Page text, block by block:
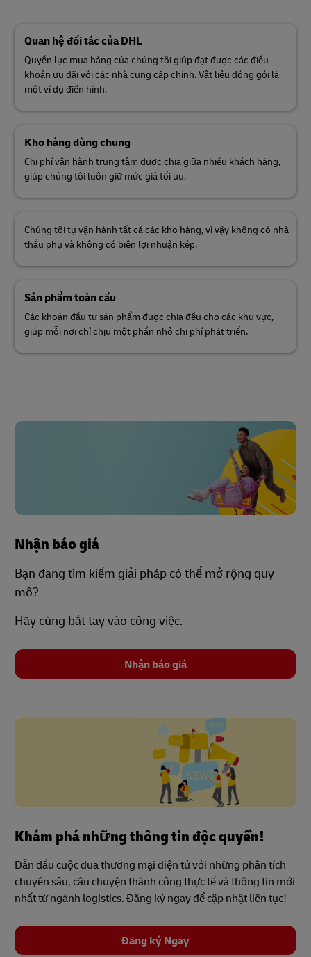
Quan hệ đối tác của DHL
Quyền lực mua hàng của chúng tôi giúp đạt được các điều
khoản ưu đãi với các nhà cung cấp chính. Vật liệu đóng gói là
một ví dụ điển hình.
Kho hàng dùng chung
Chi phí vận hành trung tâm được chia giữa nhiều khách hàng,
giúp chúng tôi luôn giữ mức giá tối ưu.
Chúng tôi tự vận hành tất cả các kho hàng, vì vậy không có nhà
thầu phụ và không có biên lợi nhuận kép.
Sản phẩm toàn cầu
Các khoản đầu tư sản phẩm được chia đều cho các khu vực,
giúp mỗi nơi chỉ chịu một phần nhỏ chi phí phát triển.
Nhận báo giá
Bạn đang tìm kiếm giải pháp có thể mở rộng quy
mô?
Hãy cùng bắt tay vào công việc.
Nhận báo giá
Khám phá những thông tin độc quyền!
Dẫn đầu cuộc đua thương mại điện tử với những phân tích
chuyên sâu, câu chuyện thành công thực tế và thông tin mới
nhất từ ngành logistics. Đăng ký ngay để cập nhật liên tục!
Đăng ký Ngay